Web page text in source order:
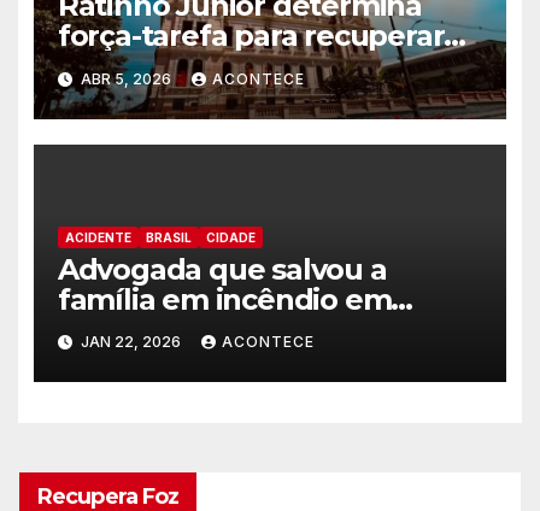
força-tarefa para recuperar
prédio do Instituto de
Educação de Paranaguá
ABR 5, 2026 ACONTECE
ACIDENTE BRASIL CIDADE
Advogada que salvou a
família em incêndio em
edificio recebe alta médica
JAN 22, 2026 ACONTECE
Recupera Foz